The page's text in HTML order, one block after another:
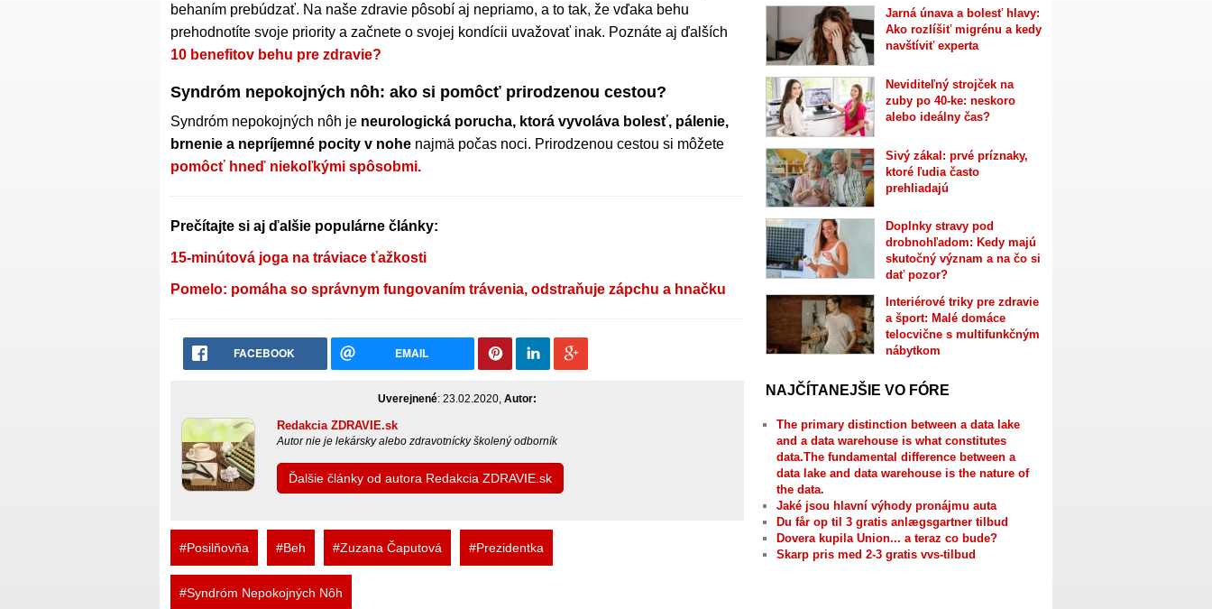
behaním prebúdzať. Na naše zdravie pôsobí aj nepriamo, a to tak, že vďaka behu
prehodnotíte svoje priority a začnete o svojej kondícii uvažovať inak. Poznáte aj ďalších
10 benefitov behu pre zdravie?
Syndróm nepokojných nôh: ako si pomôcť prirodzenou cestou?
Syndróm nepokojných nôh je neurologická porucha, ktorá vyvoláva bolesť, pálenie,
brnenie a nepríjemné pocity v nohe najmä počas noci. Prirodzenou cestou si môžete
pomôcť hneď niekoľkými spôsobmi.
Prečítajte si aj ďalšie populárne články:
15-minútová joga na tráviace ťažkosti
Pomelo: pomáha so správnym fungovaním trávenia, odstraňuje zápchu a hnačku
FACEBOOK EMAIL
Uverejnené: 23.02.2020, Autor:
Redakcia ZDRAVIE.sk
Autor nie je lekársky alebo zdravotnícky školený odborník
Ďalšie články od autora Redakcia ZDRAVIE.sk
#Posilňovňa #Beh #Zuzana Čaputová #Prezidentka
#Syndróm Nepokojných Nôh
Jarná únava a bolesť hlavy:
Ako rozlíšiť migrénu a kedy
navštíviť experta
Neviditeľný strojček na
zuby po 40-ke: neskoro
alebo ideálny čas?
Sivý zákal: prvé príznaky,
ktoré ľudia často
prehliadajú
Doplnky stravy pod
drobnohľadom: Kedy majú
skutočný význam a na čo si
dať pozor?
Interiérové triky pre zdravie
a šport: Malé domáce
telocvične s multifunkčným
nábytkom
NAJČÍTANEJŠIE VO FÓRE
The primary distinction between a data lake
and a data warehouse is what constitutes
data.The fundamental difference between a
data lake and data warehouse is the nature of
the data.
Jaké jsou hlavní výhody pronájmu auta
Du får op til 3 gratis anlægsgartner tilbud
Dovera kupila Union... a teraz co bude?
Skarp pris med 2-3 gratis vvs-tilbud